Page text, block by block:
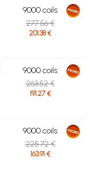
9000 coils
277.56 €
201.38 €
9000 coils
263.52 €
191.27 €
9000 coils
225.72 €
163.91 €